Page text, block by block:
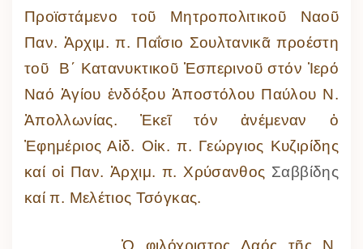
Προϊστάμενο τοῦ Μητροπολιτικοῦ Ναοῦ
Παν. Ἀρχιμ. π. Παΐσιο Σουλτανικᾶ προέστη
τοῦ Β΄ Κατανυκτικοῦ Ἑσπερινοῦ στόν Ἱερό
Ναό Ἁγίου ἐνδόξου Ἀποστόλου Παύλου Ν.
Ἀπολλωνίας. Ἐκεῖ τόν ἀνέμεναν ὁ
Ἐφημέριος Αἰδ. Οἰκ. π. Γεώργιος Κυζιρίδης
καί οἱ Παν. Ἀρχιμ. π. Χρύσανθος Σαββίδης
καί π. Μελέτιος Τσόγκας.
Ὁ φιλόχριστος Λαός τῆς Ν.